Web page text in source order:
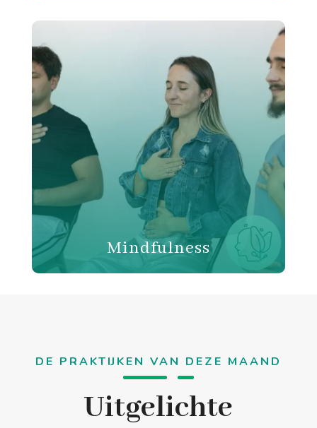
Mindfulness
DE PRAKTIJKEN VAN DEZE MAAND
Uitgelichte